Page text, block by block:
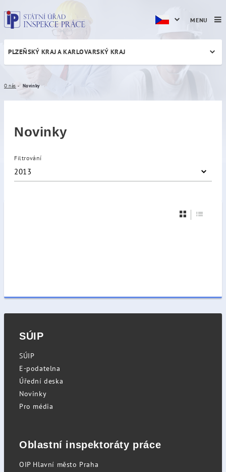
Novinky
PLZEŇSKÝ KRAJ A KARLOVARSKÝ KRAJ
O nás Novinky
Novinky
Filtrování
2013
MENU
SÚIP
SÚIP
E-podatelna
Úřední deska
Novinky
Pro média
Oblastní inspektoráty práce
OIP Hlavní město Praha